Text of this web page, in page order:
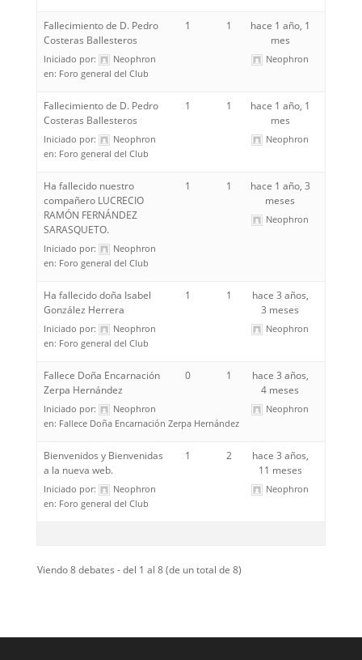
Fallecimiento de D. Pedro
Costeras Ballesteros
Iniciado por:
Neophron
en: Foro general del Club
1 1
hace 1 año, 1
mes
Neophron
Fallecimiento de D. Pedro
Costeras Ballesteros
Iniciado por:
Neophron
en: Foro general del Club
1 1
hace 1 año, 1
mes
Neophron
Ha fallecido nuestro
compañero LUCRECIO
RAMÓN FERNÁNDEZ
SARASQUETO.
Iniciado por:
Neophron
en: Foro general del Club
1 1
hace 1 año, 3
meses
Neophron
Ha fallecido doña Isabel
González Herrera
Iniciado por:
Neophron
en: Foro general del Club
1 1
hace 3 años,
3 meses
Neophron
Fallece Doña Encarnación
Zerpa Hernández
Iniciado por:
Neophron
en: Fallece Doña Encarnación Zerpa Hernández
0 1
hace 3 años,
4 meses
Neophron
Bienvenidos y Bienvenidas
a la nueva web.
Iniciado por:
Neophron
en: Foro general del Club
1 2
hace 3 años,
11 meses
Neophron
Viendo 8 debates - del 1 al 8 (de un total de 8)